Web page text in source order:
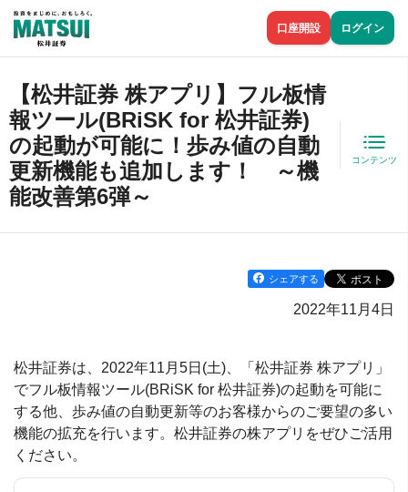
口座開設 ログイン
【松井証券 株アプリ】フル板情
報ツール(BRiSK for 松井証券)
の起動が可能に！歩み値の自動
更新機能も追加します！ ～機
能改善第6弾～
コンテンツ
シェアする
2022年11月4日
松井証券は、2022年11月5日(土)、「松井証券 株アプリ」
でフル板情報ツール(BRiSK for 松井証券)の起動を可能に
する他、歩み値の自動更新等のお客様からのご要望の多い
機能の拡充を行います。松井証券の株アプリをぜひご活用
ください。